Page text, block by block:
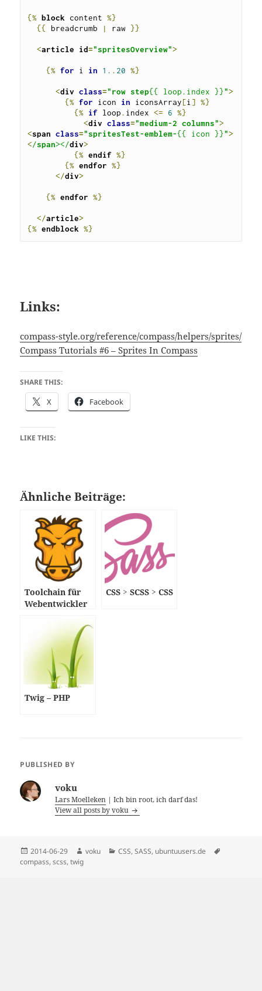
{% block content %}
{{ breadcrumb | raw }}
<article id="spritesOverview">
{% for i in 1 . . 20 %}
<div class="row step{{ loop.index }}">
{% for icon in iconsArray[i ] %}
{% if loop . index <= 6 %}
<div class="medium-2 columns">
<span class="spritesTest-emblem-{{ icon }}">
</span></div>
{% endif %}
{% endfor %}
</div>
{% endfor %}
</article>
{% endblock %}
Links:
compass-style.org/reference/compass/helpers/sprites/
Compass Tutorials #6 – Sprites In Compass
SHARE THIS:
X Facebook
LIKE THIS:
Ähnliche Beiträge:
Toolchain für
Webentwickler
CSS > SCSS > CSS
Twig – PHP
PUBLISHED BY
voku
Lars Moelleken | Ich bin root, ich darf das!
View all posts by voku
Posted
on
2014-06-29 Author
voku Categories
CSS,SASS, ubuntuusers.de
compass,scss,twig